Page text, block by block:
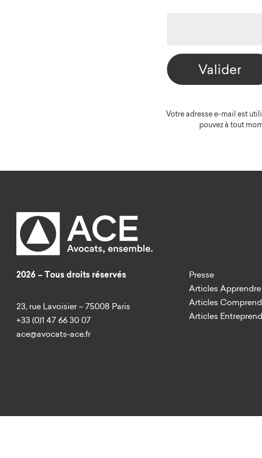
Valider
Votre adresse e-mail est
pouvez à tout
2026 – Tous droits réservés
23, rue Lavoisier – 75008 Paris
+33 (0)1 47 66 30 07
ace@avocats-ace.fr
Presse
Articles Apprendre
Articles
Articles